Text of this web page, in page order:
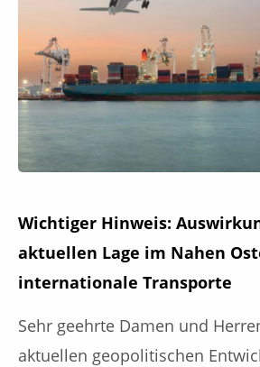
Wichtiger Hinweis:
aktuellen Lage im Nahen
internationale Transporte
Sehr geehrte Damen und
aktuellen geopolitischen